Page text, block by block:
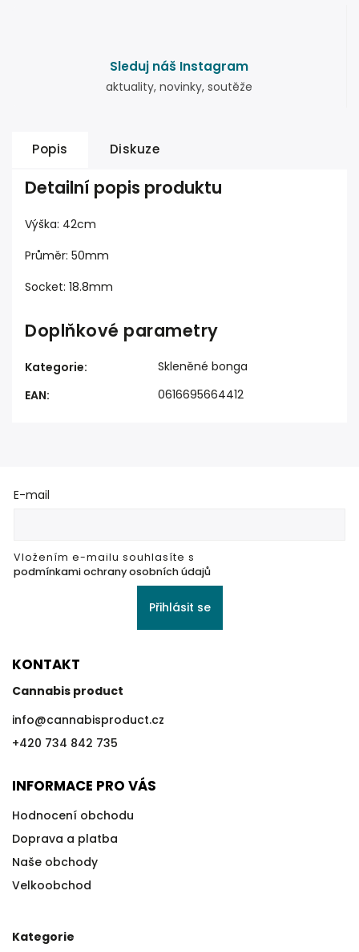
Sleduj náš Instagram
aktuality, novinky, soutěže
Popis Diskuze
Detailní popis produktu
Výška: 42cm
Průměr: 50mm
Socket: 18.8mm
Doplňkové parametry
Kategorie:
Skleněné bonga
EAN: 0616695664412
E-mail
Vložením e-mailu souhlasíte s
podmínkami ochrany osobních údajů
Přihlásit se
KONTAKT
Cannabis product
info@cannabisproduct.cz
+420 734 842 735
INFORMACE PRO VÁS
Hodnocení obchodu
Doprava a platba
Naše obchody
Velkoobchod
Kategorie